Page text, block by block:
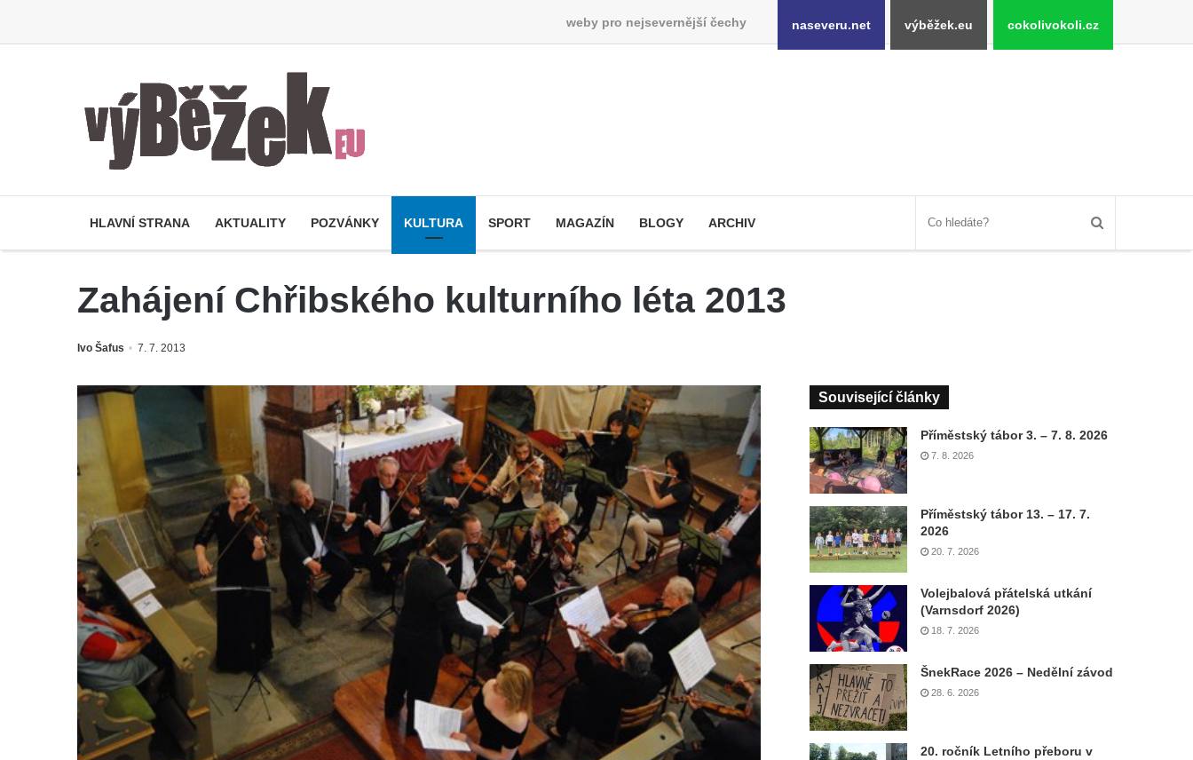
weby pro nejsevernější čechy naseveru.net výběžek.eu cokolivokoli.cz
HLAVNÍ STRANA AKTUALITY POZVÁNKY KULTURA SPORT MAGAZÍN BLOGY ARCHIV
Zahájení Chřibského kulturního léta 2013
Ivo Šafus 7. 7. 2013
Související články
Příměstský tábor 3. – 7. 8. 2026
7. 8. 2026
Příměstský tábor 13. – 17. 7.
2026
20. 7. 2026
Volejbalová přátelská utkání
(Varnsdorf 2026)
18. 7. 2026
ŠnekRace 2026 – Nedělní závod
28. 6. 2026
20. ročník Letního přeboru v